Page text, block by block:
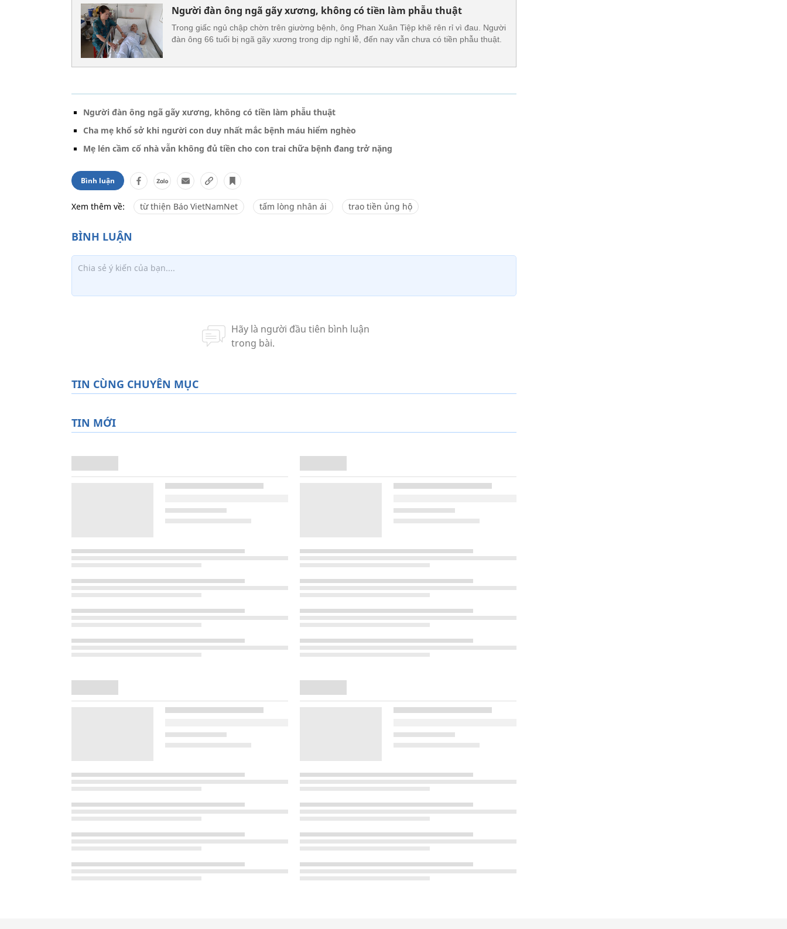
Người đàn ông ngã gãy xương, không có tiền làm phẫu thuật
Trong giấc ngủ chập chờn trên giường bệnh, ông Phan Xuân Tiệp khẽ rên rỉ vì đau. Người
đàn ông 66 tuổi bị ngã gãy xương trong dịp nghỉ lễ, đến nay vẫn chưa có tiền phẫu thuật.
Người đàn ông ngã gãy xương, không có tiền làm phẫu thuật
Cha mẹ khổ sở khi người con duy nhất mắc bệnh máu hiểm nghèo
Mẹ lén cầm cố nhà vẫn không đủ tiền cho con trai chữa bệnh đang trở nặng
Bình luận
Xem thêm về: từ thiện Báo VietNamNet tấm lòng nhân ái trao tiền ủng hộ
TIN CÙNG CHUYÊN MỤC
TIN MỚI